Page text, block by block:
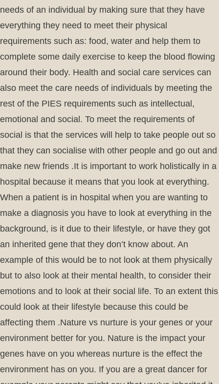
needs of an individual by making sure that they have
everything they need to meet their physical
requirements such as: food, water and help them to
complete some daily exercise to keep the blood flowing
around their body. Health and social care services can
also meet the care needs of individuals by meeting the
rest of the PIES requirements such as intellectual,
emotional and social. To meet the requirements of
social is that the services will help to take people out so
that they can socialise with other people and go out and
make new friends .It is important to work holistically in a
hospital because it means that you look at everything.
When a patient is in hospital when you are wanting to
make a diagnosis you have to look at everything in the
background, is it due to their lifestyle, or have they got
an inherited gene that they don’t know about. An
example of this would be to not look at them physically
but to also look at their mental health, to consider their
emotions and to look at their social life. To an extent this
could look at their lifestyle because this could be
affecting them .Nature vs nurture is your genes or your
environment better for you. Nature is the impact your
genes have on you whereas nurture is the effect the
environment has on you. If you are a great dancer for